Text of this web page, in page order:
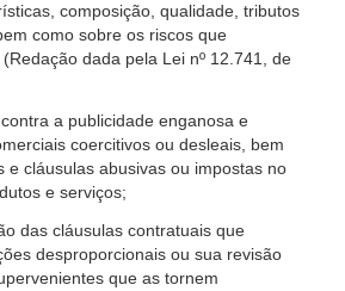
composição, qualidade, tributos
como sobre os riscos que
dada pela Lei nº 12.741, de
a publicidade enganosa e
coercitivos ou desleais, bem
e cláusulas abusivas ou impostas no
e serviços;
das cláusulas contratuais que
desproporcionais ou sua revisão
que as tornem